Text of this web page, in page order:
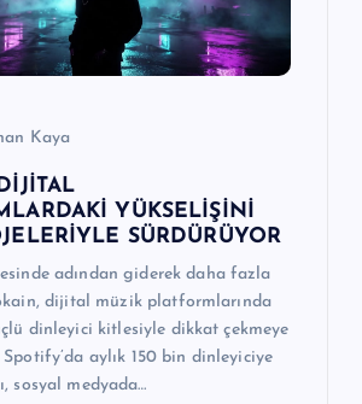
Kaya
YÜKSELİŞİNİ
SÜRDÜRÜYOR
adından giderek daha fazla
dijital müzik platformlarında
dinleyici kitlesiyle dikkat çekmeye
aylık 150 bin dinleyiciye
sosyal medyada…